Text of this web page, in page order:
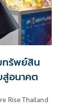
ทรัพย์สิน
อนาคต